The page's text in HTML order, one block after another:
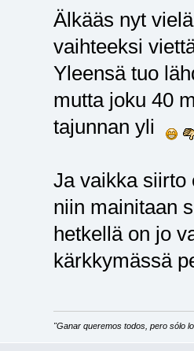
Älkääs nyt
vaihteeksi
Yleensä tuo
mutta joku 40
tajunnan yli
Ja vaikka siirto
niin mainitaan
hetkellä on jo
kärkkymässä
"Ganar queremos todos, pero sólo